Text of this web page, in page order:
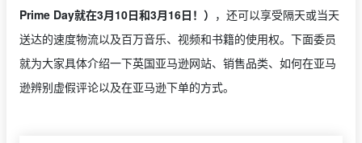
Prime Day就在3月10日和3月16日！） ，还可以享受隔天或当天
送达的速度物流以及百万音乐、视频和书籍的使用权。下面委员
就为大家具体介绍一下英国亚马逊网站、销售品类、如何在亚马
逊辨别虚假评论以及在亚马逊下单的方式。